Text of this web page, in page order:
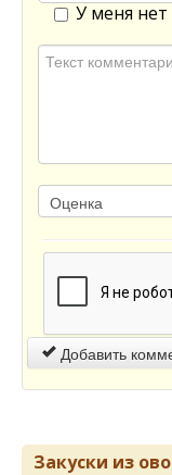
У меня нет
Добавить
Закуски из